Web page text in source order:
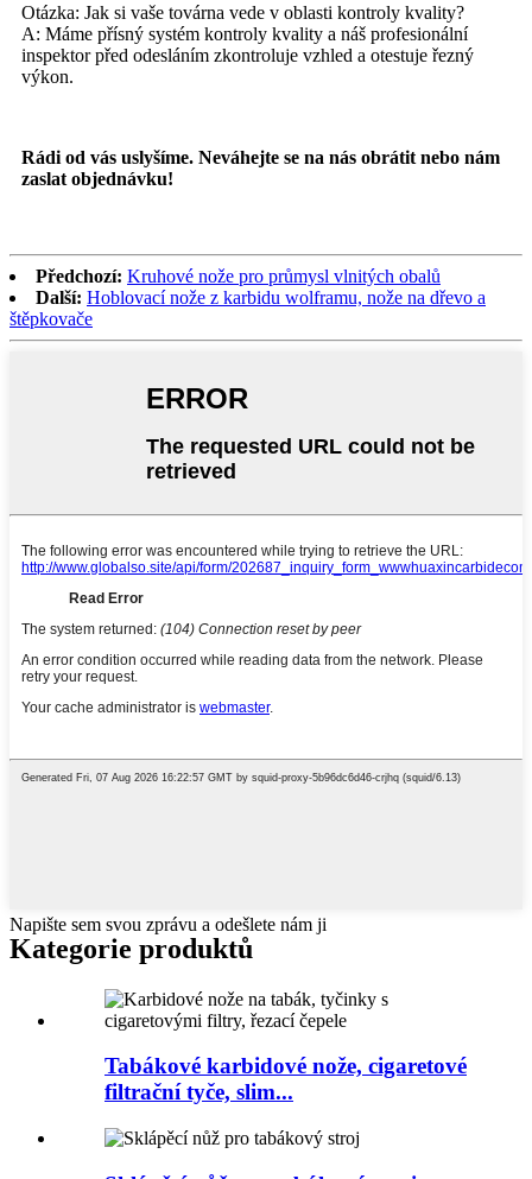
Otázka: Jak si vaše továrna vede v oblasti kontroly kvality?
A: Máme přísný systém kontroly kvality a náš profesionální
inspektor před odesláním zkontroluje vzhled a otestuje řezný
výkon.
Rádi od vás uslyšíme. Neváhejte se na nás obrátit nebo nám
zaslat objednávku!
Předchozí: Kruhové nože pro průmysl vlnitých obalů
Další: Hoblovací nože z karbidu wolframu, nože na dřevo a
štěpkovače
Napište sem svou zprávu a odešlete nám ji
Kategorie produktů
Tabákové karbidové nože, cigaretové
filtrační tyče, slim...